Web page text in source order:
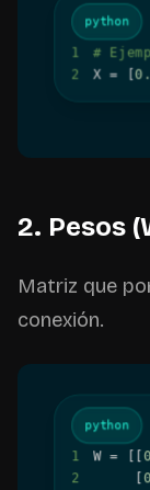
python
1
#
2
X = [
2. Pesos
Matriz que
conexión.
python
1 W = [ [
2
[